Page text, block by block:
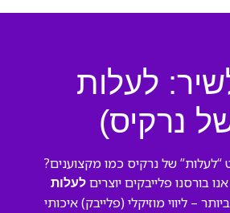
לעלות
נרקיס)
“לעלות” של נרקיס כמו מקצוענים?
בורסנו פלייבקים יוצרים לעלות
– ליווי מוזיקלי (פלייבק) איכותי